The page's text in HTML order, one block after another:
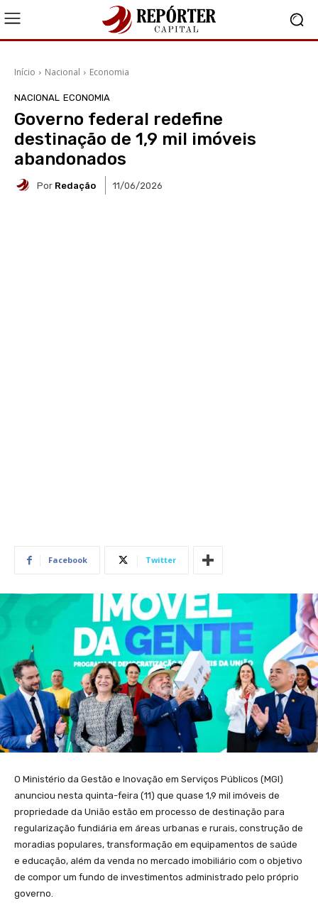
Início Nacional Economia
NACIONAL ECONOMIA
Governo federal redefine
destinação de 1,9 mil imóveis
abandonados
Por Redação 11/06/2026
Facebook Twitter
O Ministério da Gestão e Inovação em Serviços Públicos (MGI)
anunciou nesta quinta-feira (11) que quase 1,9 mil imóveis de
propriedade da União estão em processo de destinação para
regularização fundiária em áreas urbanas e rurais, construção de
moradias populares, transformação em equipamentos de saúde
e educação, além da venda no mercado imobiliário com o objetivo
de compor um fundo de investimentos administrado pelo próprio
governo.